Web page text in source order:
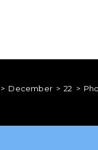
> December > 22 >